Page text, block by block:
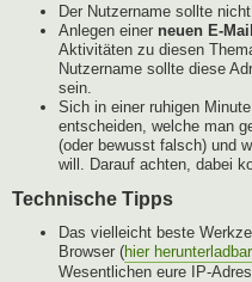
Der Nutzername sollte
Anlegen einer neuen E-
Aktivitäten zu diesen
Nutzername sollte diese
sein.
Sich in einer ruhigen
entscheiden, welche man
(oder bewusst falsch) und
will. Darauf achten, dabei
Technische Tipps
Das vielleicht beste
Browser (hier herunterladbar
Wesentlichen eure IP-